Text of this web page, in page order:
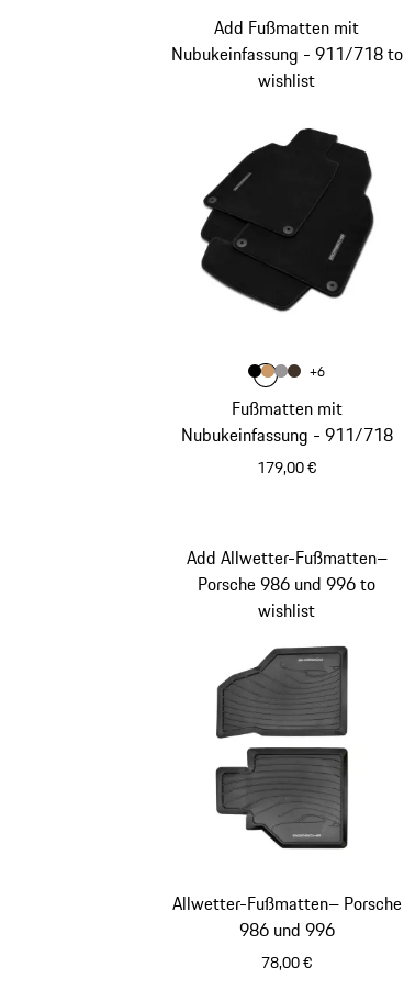
Fußmatten mit
Nubukeinfassung - 911/718
179,00 €
Add Fußmatten mit
Nubukeinfassung - 911/718 to
wishlist
Farbe
Farbeschwarz
Farbe luxorbeige
Farbeplatingrau
Farbe
+6
Allwetter-Fußmatten– Porsche
986 und 996
78,00 €
Add Allwetter-Fußmatten–
Porsche 986 und 996 to
wishlist